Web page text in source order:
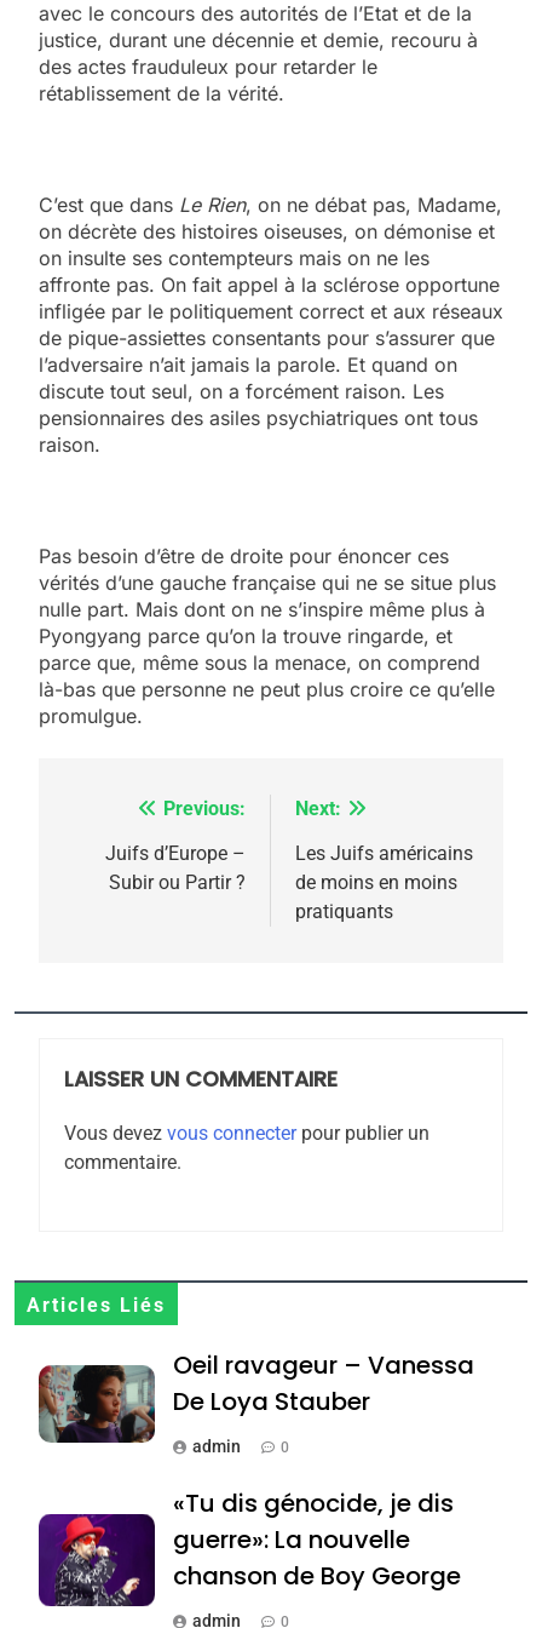
avec le concours des autorités de l’Etat et de la
justice, durant une décennie et demie, recouru à
des actes frauduleux pour retarder le
rétablissement de la vérité.
C’est que dans Le Rien, on ne débat pas, Madame,
on décrète des histoires oiseuses, on démonise et
on insulte ses contempteurs mais on ne les
affronte pas. On fait appel à la sclérose opportune
infligée par le politiquement correct et aux réseaux
de pique-assiettes consentants pour s’assurer que
l’adversaire n’ait jamais la parole. Et quand on
discute tout seul, on a forcément raison. Les
pensionnaires des asiles psychiatriques ont tous
raison.
Pas besoin d’être de droite pour énoncer ces
vérités d’une gauche française qui ne se situe plus
nulle part. Mais dont on ne s’inspire même plus à
Pyongyang parce qu’on la trouve ringarde, et
parce que, même sous la menace, on comprend
là-bas que personne ne peut plus croire ce qu’elle
promulgue.
NavigationPrevious:
Juifs d’Europe –
Subir ou Partir ?
Next:
Les Juifs américains
de moins en moins
pratiquants
LAISSER UN COMMENTAIRE
Vous devez vous connecterpour publier un
commentaire.
Articles Liés
Oeil ravageur – Vanessa
De Loya Stauber
admin 0
«Tu dis génocide, je dis
guerre»: La nouvelle
chanson de Boy George
admin 0
2025, l’année la plus
meurtrière selon le
rapport d’ADL contre
ISRAÉL
FIÈRE, DIGNE ET RÉSILIENTE :
MA JUDAÏTE par Thérèse
ISRAÉL JUDAISME
7
8
Tafraout, le miel de Tadla
Azilal consacrés produits
du terroir
DAFINA MAROC
Oeil ravageur – Vanessa
De Loya Stauber